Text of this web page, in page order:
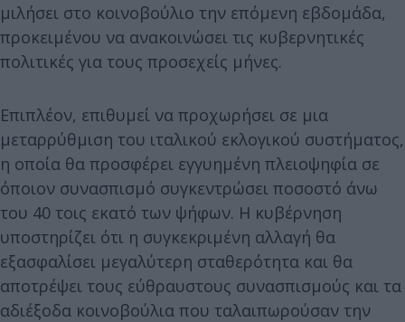
μιλήσει στο κοινοβούλιο την επόμενη εβδομάδα,
προκειμένου να ανακοινώσει τις κυβερνητικές
πολιτικές για τους προσεχείς μήνες.
Επιπλέον, επιθυμεί να προχωρήσει σε μια
μεταρρύθμιση του ιταλικού εκλογικού συστήματος,
η οποία θα προσφέρει εγγυημένη πλειοψηφία σε
όποιον συνασπισμό συγκεντρώσει ποσοστό άνω
του 40 τοις εκατό των ψήφων. Η κυβέρνηση
υποστηρίζει ότι η συγκεκριμένη αλλαγή θα
εξασφαλίσει μεγαλύτερη σταθερότητα και θα
αποτρέψει τους εύθραυστους συνασπισμούς και τα
αδιέξοδα κοινοβούλια που ταλαιπωρούσαν την